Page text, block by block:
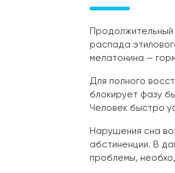
распада
мелатонина —
Для полного
блокирует фазу
Человек быстро
Нарушения сна
абстиненции. В
проблемы,